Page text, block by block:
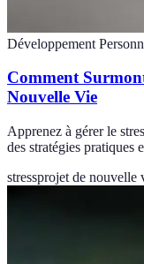
Développement
Comment
Nouvelle Vie
Apprenez à gérer le
des stratégies pratiques
stressprojet de nouvelle